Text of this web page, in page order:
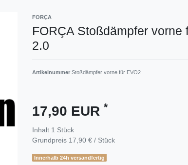
FORÇA
FORÇA Stoßdämpfer vorne
2.0
Artikelnummer Stoßdämpfer vorne für EVO2
17,90 EUR *
Inhalt 1 Stück
Grundpreis 17,90 € / Stück
Innerhalb 24h versandfertig